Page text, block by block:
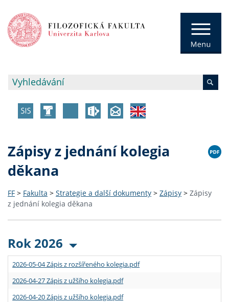
Zápisy z jednání kolegia
děkana
FF > Fakulta > Strategie a další dokumenty > Zápisy > Zápisy
z jednání kolegia děkana
Rok 2026
2026-05-04 Zápis z rozšířeného kolegia.pdf
2026-04-27 Zápis z užšího kolegia.pdf
2026-04-20 Zápis z užšího kolegia.pdf